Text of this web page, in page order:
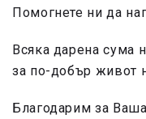
Помогнете ни да
Всяка дарена сума
за по-добър живот
Благодарим за